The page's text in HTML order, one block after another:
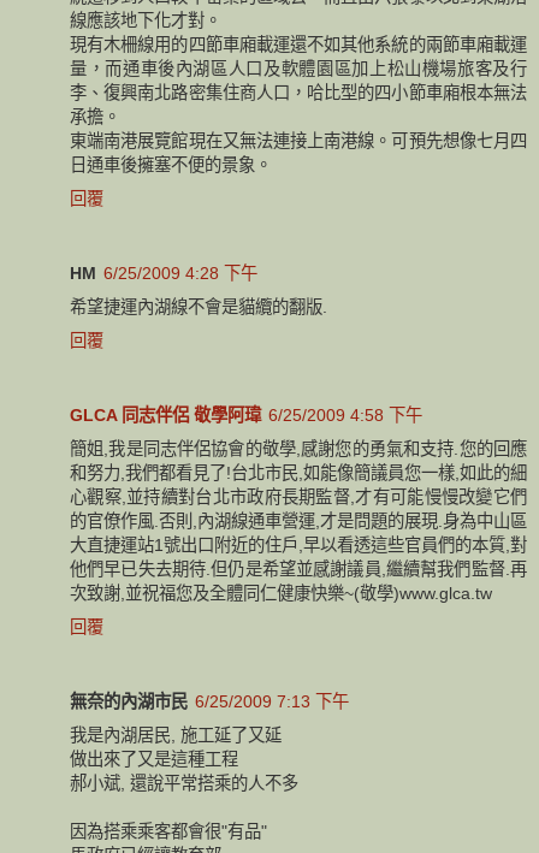
線應該地下化才對。
現有木柵線用的四節車廂載運還不如其他系統的兩節車廂載運
量，而通車後內湖區人口及軟體園區加上松山機場旅客及行
李、復興南北路密集住商人口，哈比型的四小節車廂根本無法
承擔。
東端南港展覽館現在又無法連接上南港線。可預先想像七月四
日通車後擁塞不便的景象。
回覆
HM 6/25/2009 4:28 下午
希望捷運內湖線不會是貓纜的翻版.
回覆
GLCA 同志伴侶 敬學阿瑋 6/25/2009 4:58 下午
簡姐,我是同志伴侶協會的敬學,感謝您的勇氣和支持.您的回應
和努力,我們都看見了!台北市民,如能像簡議員您一樣,如此的細
心觀察,並持續對台北市政府長期監督,才有可能慢慢改變它們
的官僚作風.否則,內湖線通車營運,才是問題的展現.身為中山區
大直捷運站1號出口附近的住戶,早以看透這些官員們的本質,對
他們早已失去期待.但仍是希望並感謝議員,繼續幫我們監督.再
次致謝,並祝福您及全體同仁健康快樂~(敬學)www.glca.tw
回覆
無奈的內湖市民 6/25/2009 7:13 下午
我是內湖居民, 施工延了又延
做出來了又是這種工程
郝小斌, 還說平常搭乘的人不多
因為搭乘乘客都會很"有品"